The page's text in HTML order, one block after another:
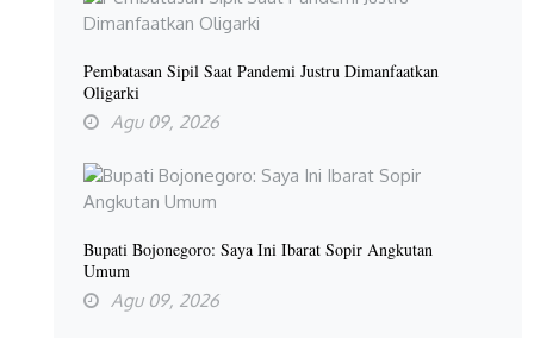
Pembatasan Sipil Saat Pandemi Justru Dimanfaatkan
Oligarki
Agu 09, 2026
Bupati Bojonegoro: Saya Ini Ibarat Sopir Angkutan
Umum
Agu 09, 2026